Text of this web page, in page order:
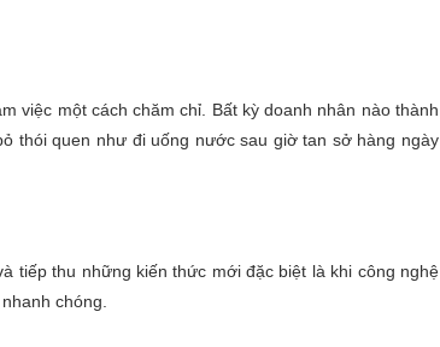
việc một cách chăm chỉ. Bất kỳ doanh nhân nào thành
thói quen như đi uống nước sau giờ tan sở hàng ngày
tiếp thu những kiến thức mới đặc biệt là khi công nghệ
chóng.